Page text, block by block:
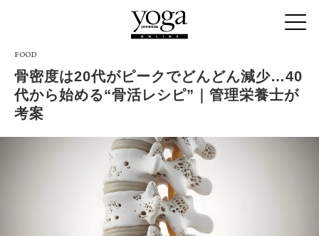
FOOD
骨密度は20代がピークでどんどん減少…40
代から始める“骨活レシピ”｜管理栄養士が
考案